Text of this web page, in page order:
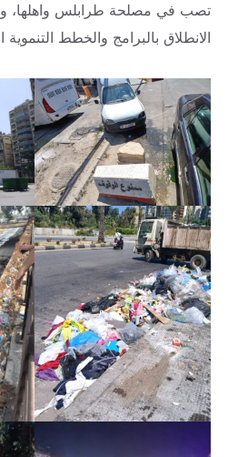
تصب في مصلحة طرابلس واهلها،
الانطلاق بالبرامج والخطط التنموية